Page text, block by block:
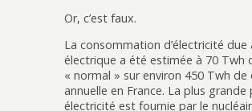
Or, c’est faux.
La consommation d’électricité due
électrique a été estimée à 70 Twh
« normal » sur environ 450 Twh
annuelle en France. La plus
électricité est fournie par le